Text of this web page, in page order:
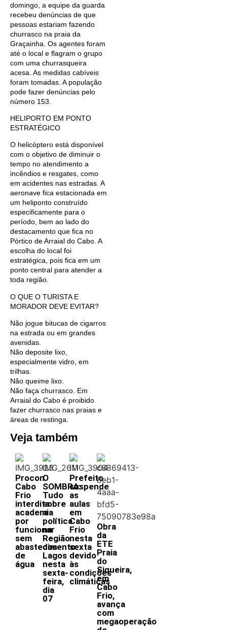
domingo, a equipe da guarda
recebeu denúncias de que
pessoas estariam fazendo
churrasco na praia da
Graçainha. Os agentes foram
até o local e flagram o grupo
com uma churrasqueira
acesa. As medidas cabíveis
foram tomadas. A população
pode fazer denúncias pelo
número 153.
HELIPORTO EM PONTO
ESTRATÉGICO
O helicóptero está disponível
com o objetivo de diminuir o
tempo no atendimento a
incêndios e resgates, como
em acidentes nas estradas. A
aeronave fica estacionada em
um heliponto construído
especificamente para o
período, bem ao lado do
destacamento que fica no
Pórtico de Arraial do Cabo. A
escolha do local foi
estratégica, pois fica em um
ponto central para atender a
toda região.
O QUE O TURISTA E
MORADOR DEVE EVITAR?
Não jogue bitucas de cigarros
na estrada ou em grandes
avenidas.
Não deposite lixo,
especialmente vidro, em
trilhas.
Não queime lixo.
Não faça churrasco. Em
Arraial do Cabo é proibido
fazer churrasco nas praias e
áreas de restinga.
Veja também
Procon
Cabo
Frio
interdita
academia
por
funcionar
sem
abastecimento
de
água
O
SOMBRA:
Tudo
sobre
a
política
na
Região
dos
Lagos
nesta
sexta-
feira,
dia
07
Prefeito
suspende
as
aulas
em
Cabo
Frio
nesta
sexta
devido
às
condições
climáticas
Obra
da
ETE
Praia
do
Siqueira,
em
Cabo
Frio,
avança
com
megaoperação